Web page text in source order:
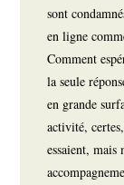
sont
en ligne
Comment
la seule
en grande
activité,
essaient,